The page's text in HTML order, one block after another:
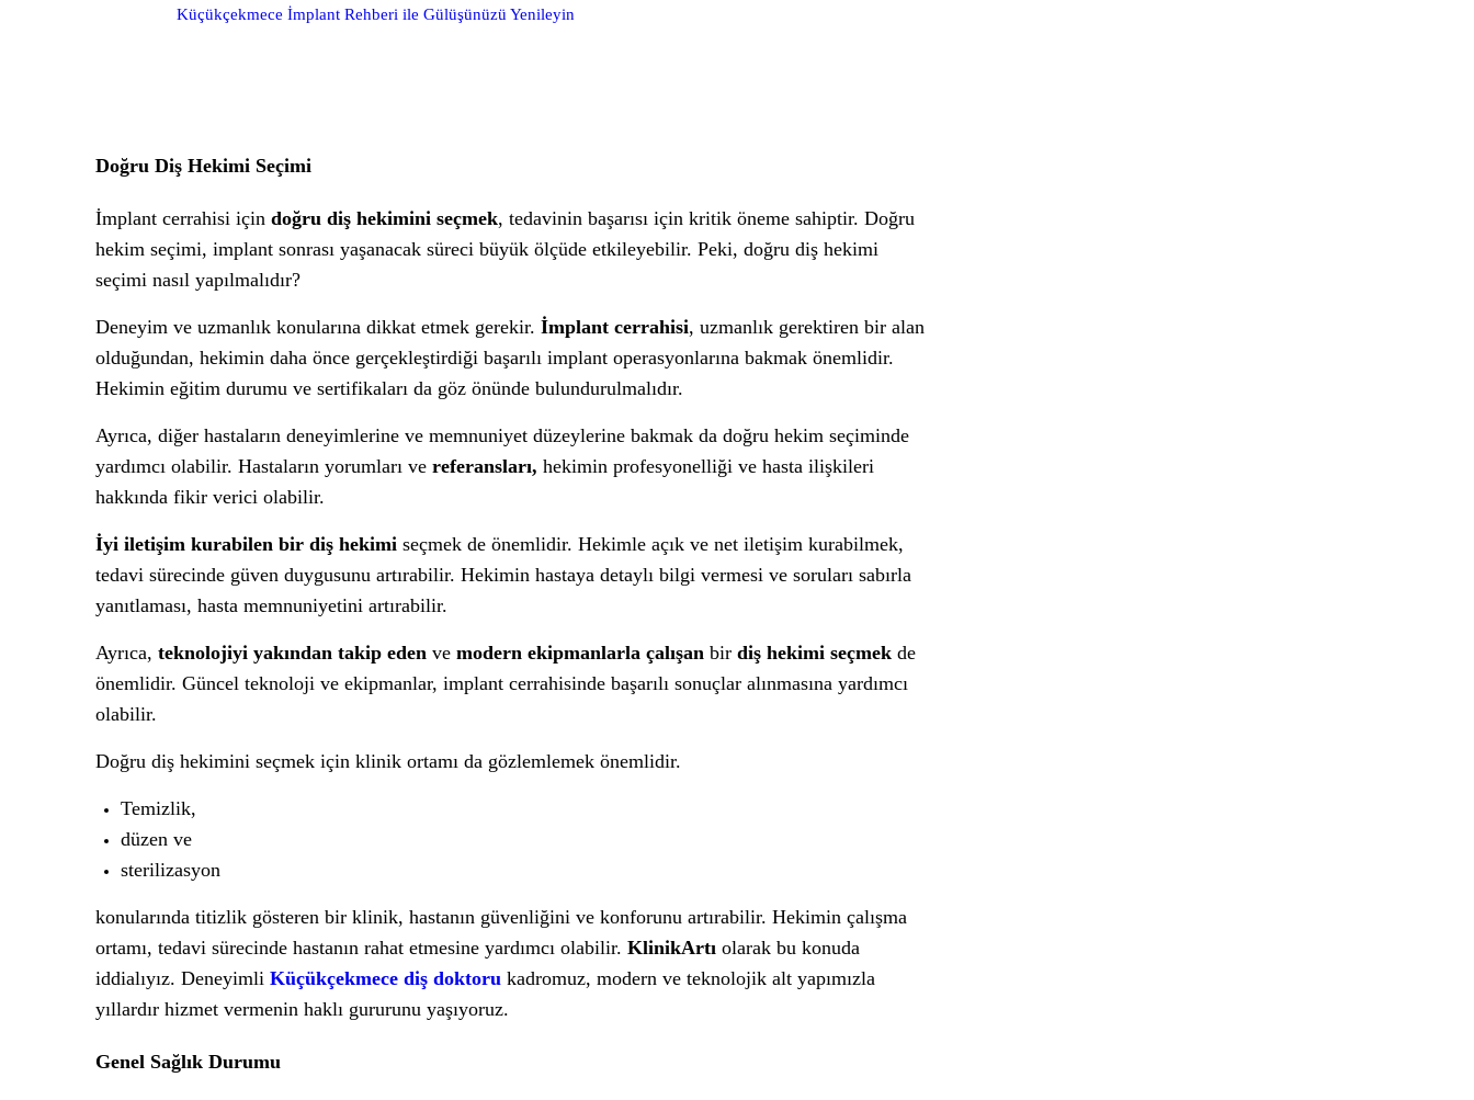
Küçükçekmece İmplant Rehberi ile Gülüşünüzü Yenileyin
Doğru Diş Hekimi Seçimi
İmplant cerrahisi için doğru diş hekimini seçmek, tedavinin başarısı için kritik öneme sahiptir. Doğru
hekim seçimi, implant sonrası yaşanacak süreci büyük ölçüde etkileyebilir. Peki, doğru diş hekimi
seçimi nasıl yapılmalıdır?
Deneyim ve uzmanlık konularına dikkat etmek gerekir. İmplant cerrahisi, uzmanlık gerektiren bir alan
olduğundan, hekimin daha önce gerçekleştirdiği başarılı implant operasyonlarına bakmak önemlidir.
Hekimin eğitim durumu ve sertifikaları da göz önünde bulundurulmalıdır.
Ayrıca, diğer hastaların deneyimlerine ve memnuniyet düzeylerine bakmak da doğru hekim seçiminde
yardımcı olabilir. Hastaların yorumları ve referansları, hekimin profesyonelliği ve hasta ilişkileri
hakkında fikir verici olabilir.
İyi iletişim kurabilen bir diş hekimi seçmek de önemlidir. Hekimle açık ve net iletişim kurabilmek,
tedavi sürecinde güven duygusunu artırabilir. Hekimin hastaya detaylı bilgi vermesi ve soruları sabırla
yanıtlaması, hasta memnuniyetini artırabilir.
Ayrıca, teknolojiyi yakından takip eden ve modern ekipmanlarla çalışan bir diş hekimi seçmek de
önemlidir. Güncel teknoloji ve ekipmanlar, implant cerrahisinde başarılı sonuçlar alınmasına yardımcı
olabilir.
Doğru diş hekimini seçmek için klinik ortamı da gözlemlemek önemlidir.
Temizlik,
düzen ve
sterilizasyon
konularında titizlik gösteren bir klinik, hastanın güvenliğini ve konforunu artırabilir. Hekimin çalışma
ortamı, tedavi sürecinde hastanın rahat etmesine yardımcı olabilir. KlinikArtı olarak bu konuda
iddialıyız. Deneyimli Küçükçekmece diş doktoru kadromuz, modern ve teknolojik alt yapımızla
yıllardır hizmet vermenin haklı gururunu yaşıyoruz.
Genel Sağlık Durumu